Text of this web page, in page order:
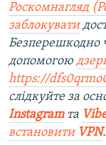
Роскомнагляд
заблокувати
Безперешкодно
допомогою
https://
слідкуйте за
Instagramта
встановити VPN.